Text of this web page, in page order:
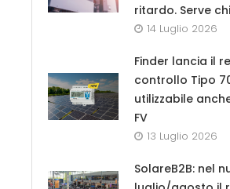
ritardo. Serve
14 Luglio 2026
Finder lancia il
controllo Tipo
utilizzabile
FV
13 Luglio 2026
SolareB2B: nel